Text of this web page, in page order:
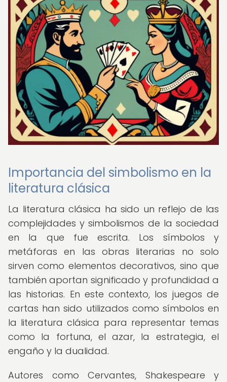
Importancia del simbolismo en la
literatura clásica
La literatura clásica ha sido un reflejo de las
complejidades y simbolismos de la sociedad
en la que fue escrita. Los símbolos y
metáforas en las obras literarias no solo
sirven como elementos decorativos, sino que
también aportan significado y profundidad a
las historias. En este contexto, los juegos de
cartas han sido utilizados como símbolos en
la literatura clásica para representar temas
como la fortuna, el azar, la estrategia, el
engaño y la dualidad.
Autores como Cervantes, Shakespeare y